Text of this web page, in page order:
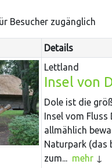
Besucher zugänglich
Details
Lettland
Insel von
Dole ist die
Insel vom
allmählich
Naturpark (das
zum... mehr